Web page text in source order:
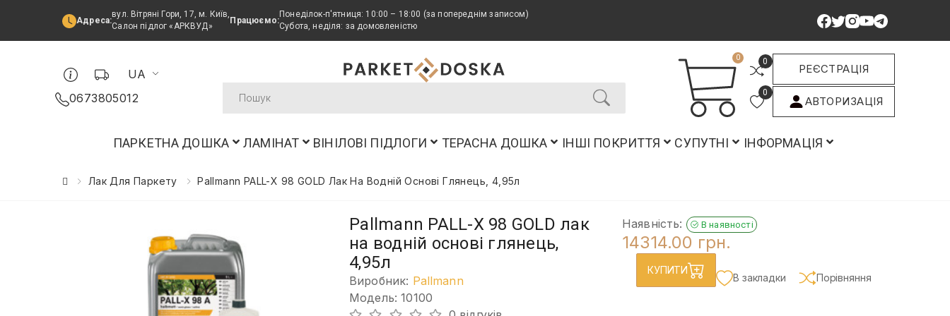
Адреса:
вул. Вітряні Гори, 17, м. Київ,
Салон підлог «АРКВУД»
Працюємо:
Понеділок-п'ятниця: 10:00 – 18:00 (за попереднім записом)
Субота, неділя: за домовленістю
UA
0673805012
0 0
0
РЕЄСТРАЦІЯ
АВТОРИЗАЦІЯ
ПАРКЕТНА ДОШКА ЛАМІНАТ ВІНІЛОВІ ПІДЛОГИ ТЕРАСНА ДОШКА ІНШІ ПОКРИТТЯ СУПУТНІ ІНФОРМАЦІЯ
Лак Для Паркету Pallmann PALL-X 98 GOLD Лак На Водній Основі Глянець, 4,95л
Pallmann PALL-X 98 GOLD лак
на водній основі глянець,
4,95л
Виробник: Pallmann
Модель: 10100
Наявність: В наявності
14314.00 грн.
КУПИТИ
В закладки Порівняння